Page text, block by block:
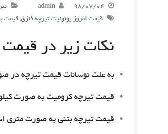
۹۸/۰۷/۰۴ admin
قیمت امروز یونولیت تیرچه فلزی,قیمت
نکات زیر در
به علت نوسانات قیمت تیرچه در
قیمت تیرچه کرومیت به صورت
قیمت تیرچه بتنی به صورت متری